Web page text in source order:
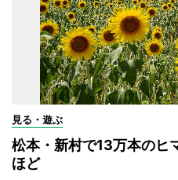
見る・遊ぶ
松本・新村で13万本の
ほど